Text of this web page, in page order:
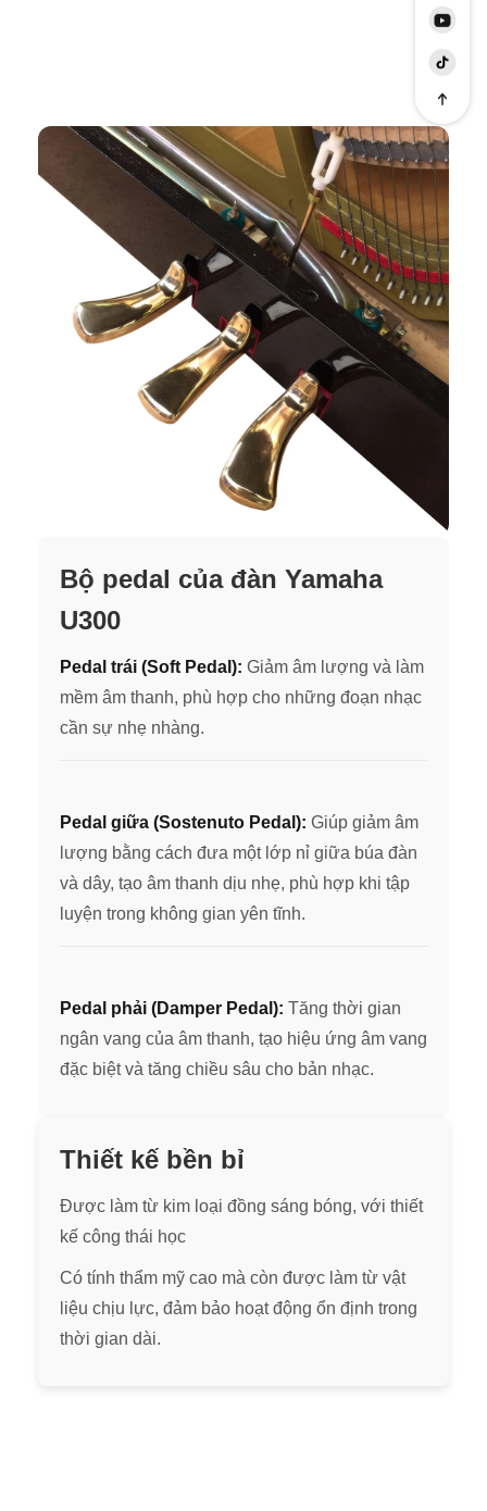
Bộ pedal của đàn Yamaha
U300
Pedal trái (Soft Pedal): Giảm âm lượng và làm
mềm âm thanh, phù hợp cho những đoạn nhạc
cần sự nhẹ nhàng.
Pedal giữa (Sostenuto Pedal): Giúp giảm âm
lượng bằng cách đưa một lớp nỉ giữa búa đàn
và dây, tạo âm thanh dịu nhẹ, phù hợp khi tập
luyện trong không gian yên tĩnh.
Pedal phải (Damper Pedal): Tăng thời gian
ngân vang của âm thanh, tạo hiệu ứng âm vang
đặc biệt và tăng chiều sâu cho bản nhạc.
Thiết kế bền bỉ
Được làm từ kim loại đồng sáng bóng, với thiết
kế công thái học
Có tính thẩm mỹ cao mà còn được làm từ vật
liệu chịu lực, đảm bảo hoạt động ổn định trong
thời gian dài.